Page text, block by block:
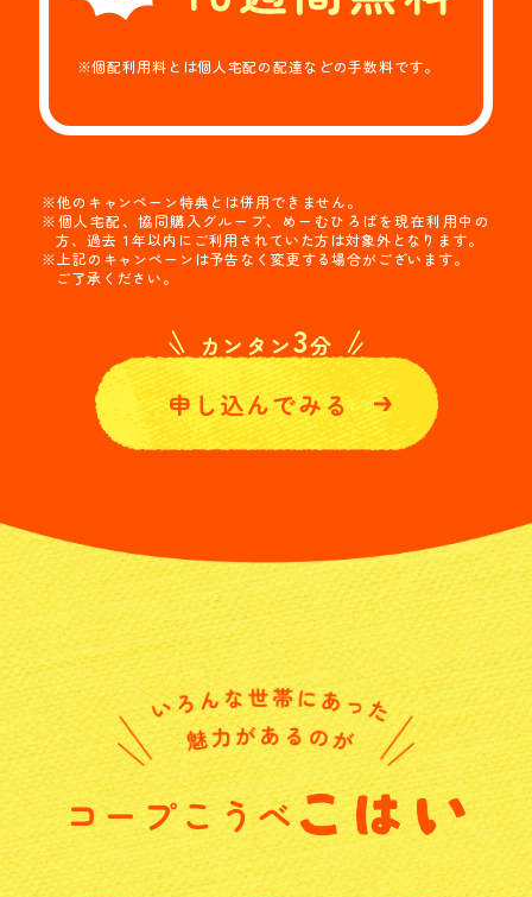
※個配利用料とは個人宅配の配達などの手数料です。
※他のキャンペーン特典とは併用できません。
※個人宅配、協同購入グループ、めーむひろばを現在利用中の
方、過去１年以内にご利用されていた方は対象外となります。
※上記のキャンペーンは予告なく変更する場合がございます。
ご了承ください。
カンタン3分
申し込んでみる
コープこうべ